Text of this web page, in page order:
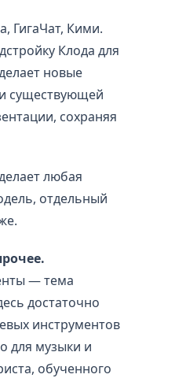
ГигаЧат, Кими.
Клода для
новые
существующей
сохраняя
любая
отдельный
— тема
достаточно
инструментов
для музыки и
обученного